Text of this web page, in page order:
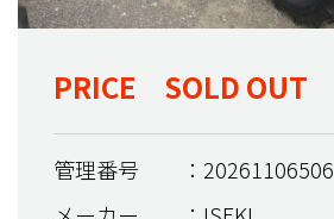
PRICE SOLD OUT
管理番号
：20261106506